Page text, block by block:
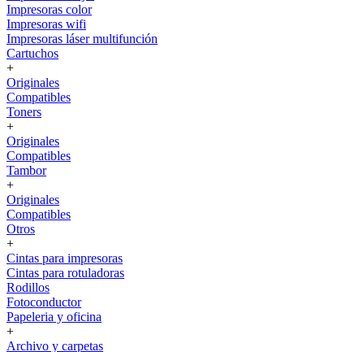
Impresoras color
Impresoras wifi
Impresoras láser multifunción
Cartuchos
+
Originales
Compatibles
Toners
+
Originales
Compatibles
Tambor
+
Originales
Compatibles
Otros
+
Cintas para impresoras
Cintas para rotuladoras
Rodillos
Fotoconductor
Papeleria y oficina
+
Archivo y carpetas